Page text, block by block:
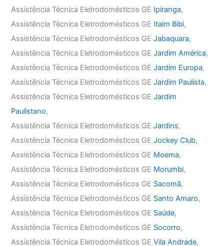
Assistência Técnica Eletrodomésticos GE Ipiranga,
Assistência Técnica Eletrodomésticos GE Itaim Bibi,
Assistência Técnica Eletrodomésticos GEJabaquara,
Assistência Técnica Eletrodomésticos GEJardim América,
Assistência Técnica Eletrodomésticos GEJardim Europa,
Assistência Técnica Eletrodomésticos GEJardim Paulista,
Assistência Técnica Eletrodomésticos GEJardim
Paulistano,
Assistência Técnica Eletrodomésticos GEJardins,
Assistência Técnica Eletrodomésticos GEJockey Club,
Assistência Técnica Eletrodomésticos GE Moema,
Assistência Técnica Eletrodomésticos GE Morumbi,
Assistência Técnica Eletrodomésticos GE Sacomã,
Assistência Técnica Eletrodomésticos GE Santo Amaro,
Assistência Técnica Eletrodomésticos GE Saúde,
Assistência Técnica Eletrodomésticos GE Socorro,
Assistência Técnica Eletrodomésticos GEVila Andrade,